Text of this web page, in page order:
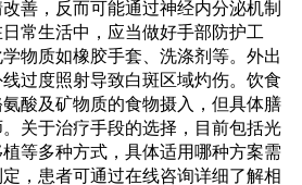
善，反而可能通过神经内分泌机制
常生活中，应当做好手部防护工
物质如橡胶手套、洗涤剂等。外出
过度照射导致白斑区域灼伤。饮食
酸及矿物质的食物摄入，但具体膳
关于治疗手段的选择，目前包括光
等多种方式，具体适用哪种方案需
，患者可通过在线咨询详细了解相